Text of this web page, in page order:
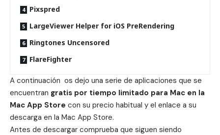
Pixspred
LargeViewer Helper for iOS PreRendering
Ringtones Uncensored
FlareFighter
A continuación os dejo una serie de aplicaciones que se
encuentran gratis por tiempo limitado para Mac en la
Mac App Store con su precio habitual y el enlace a su
descarga en la Mac App Store.
Antes de descargar comprueba que siguen siendo